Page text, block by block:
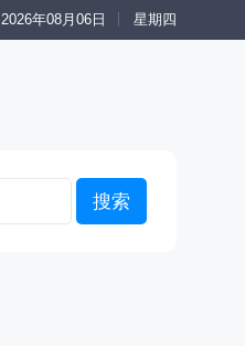
2026年08月06日 星期四